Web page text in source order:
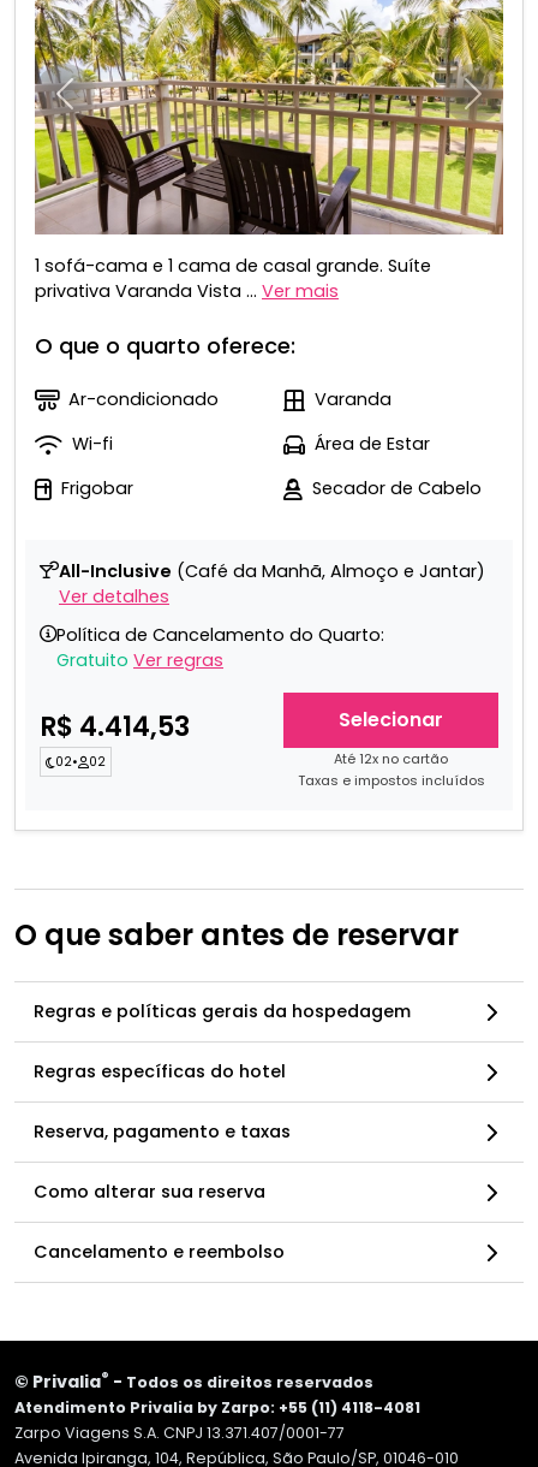
Anterior
1 sofá-cama e 1 cama de casal grande. Suíte
privativa Varanda Vista ... Ver mais
O que o quarto oferece:
Ar-condicionado
Varanda
Wi-fi
Área de Estar
Frigobar
Secador de Cabelo
All-Inclusive (Café da Manhã, Almoço e Jantar)
Ver detalhes
Política de Cancelamento do Quarto:
Gratuito Ver regras
R$ 4.414,53
02• 02
Selecionar
Até 12x no cartão
Taxas e impostos incluídos
O que saber antes de reservar
Regras e políticas gerais da hospedagem
Regras específicas do hotel
Reserva, pagamento e taxas
Como alterar sua reserva
Cancelamento e reembolso
© Privalia® - Todos os direitos reservados
Atendimento Privalia by Zarpo: +55 (11) 4118-4081
Zarpo Viagens S.A. CNPJ 13.371.407/0001-77
Avenida Ipiranga, 104, República, São Paulo/SP, 01046-010